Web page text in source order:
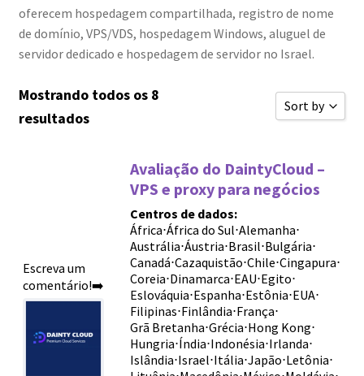
oferecem hospedagem compartilhada, registro de nome
de domínio, VPS/VDS, hospedagem Windows, aluguel de
servidor dedicado e hospedagem de servidor no Israel.
Mostrando todos os 8
resultados
Sort by
Ordenar
Ordenar por
Ordenar por
Novas
Sort by
Escreva um
comentário!➡️
Avaliação do DaintyCloud –
VPS e proxy para negócios
Centros de dados:
África⋅África do Sul⋅Alemanha⋅
Austrália⋅Áustria⋅Brasil⋅Bulgária⋅
Canadá⋅Cazaquistão⋅Chile⋅Cingapura⋅
Coreia⋅Dinamarca⋅EAU⋅Egito⋅
Eslováquia⋅Espanha⋅Estônia⋅EUA⋅
Filipinas⋅Finlândia⋅França⋅
Grã Bretanha⋅Grécia⋅Hong Kong⋅
Hungria⋅Índia⋅Indonésia⋅Irlanda⋅
Islândia⋅Israel⋅Itália⋅Japão⋅Letônia⋅